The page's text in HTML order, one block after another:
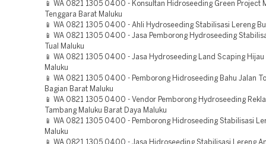
📱 WA 0821 1305 0400 - Konsultan Hidroseeding Green Project
Tenggara Barat Maluku
📱 WA 0821 1305 0400 - Ahli Hydroseeding Stabilisasi Lereng
📱 WA 0821 1305 0400 - Jasa Pemborong Hydroseeding
Tual Maluku
📱 WA 0821 1305 0400 - Jasa Hydroseeding Land Scaping Hijau
Maluku
📱 WA 0821 1305 0400 - Pemborong Hidroseeding Bahu Jalan
Bagian Barat Maluku
📱 WA 0821 1305 0400 - Vendor Pemborong Hydroseeding
Tambang Maluku Barat Daya Maluku
📱 WA 0821 1305 0400 - Pemborong Hidroseeding Stabilisasi
Maluku
📱 WA 0821 1305 0400 - Jasa Hidroseeding Stabilisasi Lereng